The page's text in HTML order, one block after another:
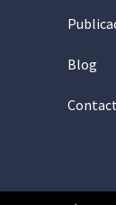
Blog